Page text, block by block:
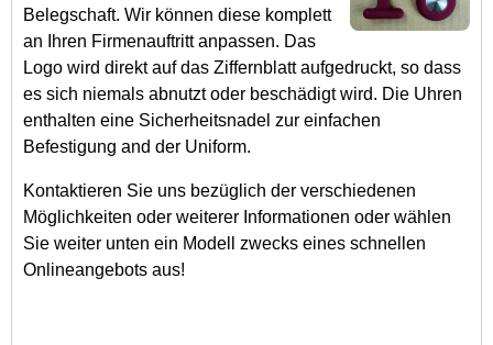
Belegschaft. Wir können diese komplett
an Ihren Firmenauftritt anpassen. Das
Logo wird direkt auf das Ziffernblatt aufgedruckt, so dass
es sich niemals abnutzt oder beschädigt wird. Die Uhren
enthalten eine Sicherheitsnadel zur einfachen
Befestigung and der Uniform.
Kontaktieren Sie uns bezüglich der verschiedenen
Möglichkeiten oder weiterer Informationen oder wählen
Sie weiter unten ein Modell zwecks eines schnellen
Onlineangebots aus!